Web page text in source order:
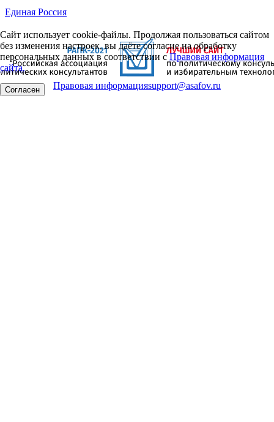
Единая Россия
Сайт использует cookie-файлы. Продолжая пользоваться сайтом
без изменения настроек, вы даёте согласие на обработку
персональных данных в соответствии сПравовая информация
сайта.
Согласен Правовая информацияsupport@asafov.ru